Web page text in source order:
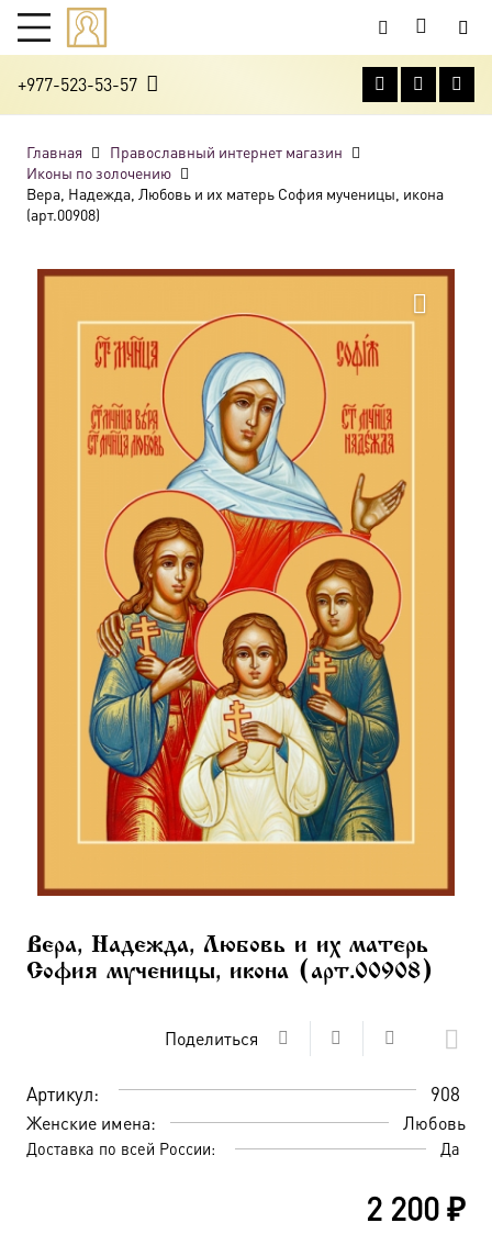
+977-523-53-57
Главная
Православный интернет магазин
Иконы по золочению
Вера, Надежда, Любовь и их матерь София мученицы, икона
(арт.00908)
Вера, Надежда, Любовь и их матерь
София мученицы, икона (арт.00908)
Поделиться
Артикул: 908
Женские имена: Любовь
Доставка по всей России: Да
2 200₽